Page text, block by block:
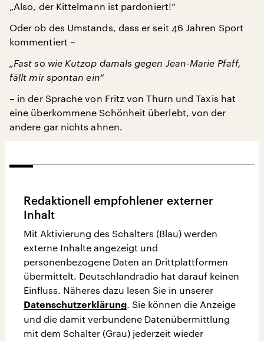
„Also, der Kittelmann ist pardoniert!“
Oder ob des Umstands, dass er seit 46 Jahren Sport
kommentiert –
„Fast so wie Kutzop damals gegen Jean-Marie Pfaff,
fällt mir spontan ein“
– in der Sprache von Fritz von Thurn und Taxis hat
eine überkommene Schönheit überlebt, von der
andere gar nichts ahnen.
Redaktionell empfohlener externer
Inhalt
Mit Aktivierung des Schalters (Blau) werden
externe Inhalte angezeigt und
personenbezogene Daten an Drittplattformen
übermittelt. Deutschlandradio hat darauf keinen
Einfluss. Näheres dazu lesen Sie in unserer
Datenschutzerklärung. Sie können die Anzeige
und die damit verbundene Datenübermittlung
mit dem Schalter (Grau) jederzeit wieder